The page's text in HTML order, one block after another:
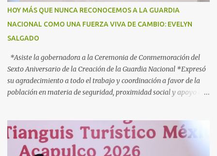
banderazo de Arranque Nacional del Operativo Especial de Verano
2025 Héroes Paisanos, que estará vigente hasta el próximo 3 de
agosto y en el que participan más de 40 dependencias de los
diferentes órdenes de gobierno, para brindar atención ...
HOY MÁS QUE NUNCA RECONOCEMOS A LA GUARDIA
NACIONAL COMO UNA FUERZA VIVA DE CAMBIO: EVELYN
SALGADO
*Asiste la gobernadora a la Ceremonia de Conmemoración del
Sexto Aniversario de la Creación de la Guardia Nacional *Expresó
su agradecimiento a todo el trabajo y coordinación a favor de la
población en materia de seguridad, proximidad social y apoyo en
como una fuerza viva de cambio, como una realidad con uniforme,
con botas, con manos, pero sobre todo, con mucho corazón en el
territorio. Son ustedes la transformación, que no queda en